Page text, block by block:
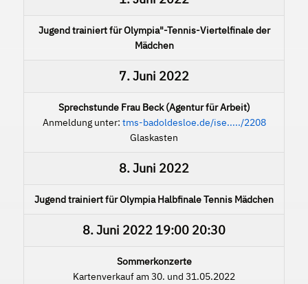
Jugend trainiert für Olympia"-Tennis-Viertelfinale der
Mädchen
7. Juni 2022
Sprechstunde Frau Beck (Agentur für Arbeit)
Anmeldung unter: tms-badoldesloe.de/ise...../2208
Glaskasten
8. Juni 2022
Jugend trainiert für Olympia Halbfinale Tennis Mädchen
8. Juni 2022 19:00 20:30
Sommerkonzerte
Kartenverkauf am 30. und 31.05.2022